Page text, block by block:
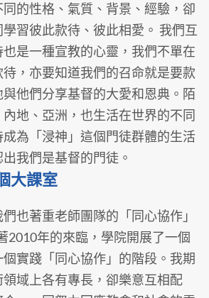
的性格、氣質、背景、經驗，卻
習彼此款待、彼此相愛。 我們互
是一種宣教的心靈，我們不單在
，亦要知道我們的召命就是要款
他們分享基督的大愛和恩典。陌
地、亞洲，也生活在世界的不同
為「浸神」這個門徒群體的生活
我們是基督的門徒。
大課室
也著重老師團隊的「同心協作」
2010年的來臨，學院開展了一個
實踐「同心協作」的階段。我期
域上各有專長，卻樂意互相配